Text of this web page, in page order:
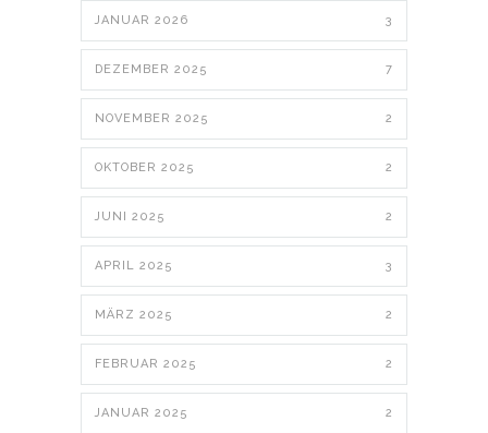
JANUAR 2026 3
DEZEMBER 2025 7
NOVEMBER 2025 2
OKTOBER 2025 2
JUNI 2025 2
APRIL 2025 3
MÄRZ 2025 2
FEBRUAR 2025 2
JANUAR 2025 2